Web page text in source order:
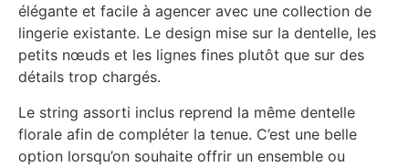
élégante et facile à agencer avec une collection de
lingerie existante. Le design mise sur la dentelle, les
petits nœuds et les lignes fines plutôt que sur des
détails trop chargés.
Le string assorti inclus reprend la même dentelle
florale afin de compléter la tenue. C’est une belle
option lorsqu’on souhaite offrir un ensemble ou